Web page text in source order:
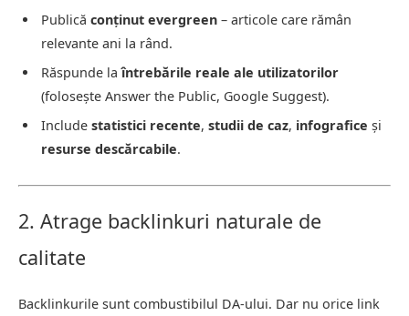
Publică conținut evergreen – articole care rămân
relevante ani la rând.
Răspunde laîntrebările reale ale utilizatorilor
(folosește Answer the Public, Google Suggest).
Include statistici recente, studii de caz, infografice și
resurse descărcabile.
2. Atrage backlinkuri naturale de
calitate
Backlinkurile sunt combustibilul DA-ului. Dar nu orice link